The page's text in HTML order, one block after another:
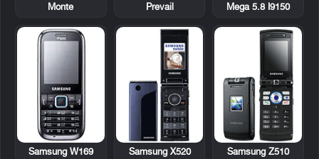
Mega 5.8 I9150
Prevail
Monte
Samsung Z510
Samsung X520
Samsung W169